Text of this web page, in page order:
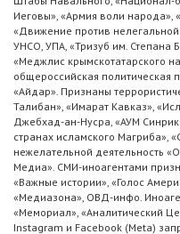
Иеговы», «Армия воли народа»,
«Движение против
УНСО, УПА, «Тризуб им. Степана
«Меджлис крымскотатарского
общероссийская политическая
«Айдар». Признаны
Талибан», «Имарат Кавказ»,
Джебхад-ан-Нусра, «АУМ
странах исламского Магриба»,
нежелательной деятельность
Медиа». СМИ-иноагентами
«Важные истории», «Голос
«Медиазона», ОВД-инфо.
«Мемориал», «Аналитический
Instagram и Facebook (Metа)